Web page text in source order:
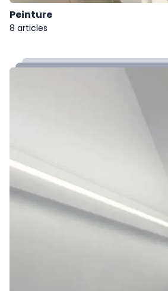
Peinture
8 articles